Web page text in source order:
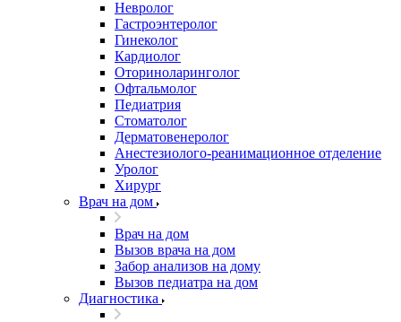
Невролог
Гастроэнтеролог
Гинеколог
Кардиолог
Оториноларинголог
Офтальмолог
Педиатрия
Стоматолог
Дерматовенеролог
Анестезиолого-реанимационное отделение
Уролог
Хирург
Врач на дом
Врач на дом
Вызов врача на дом
Забор анализов на дому
Вызов педиатра на дом
Диагностика